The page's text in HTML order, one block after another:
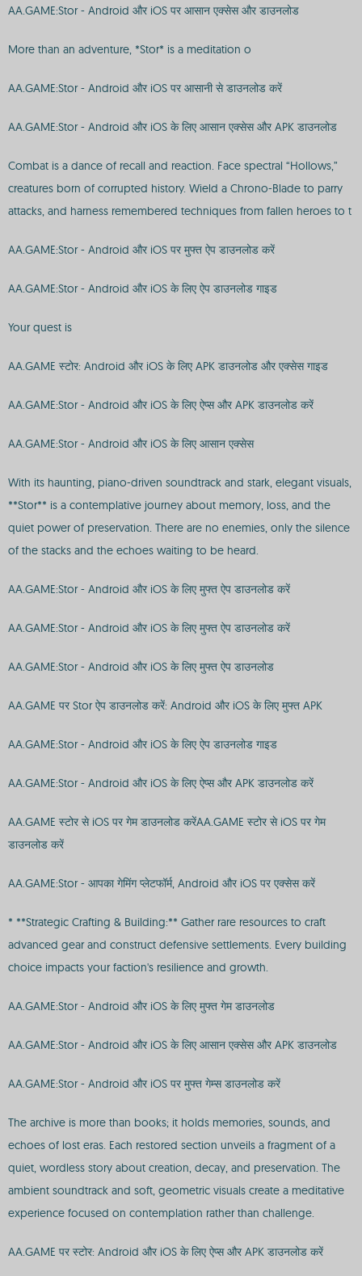
AA.GAME:Stor - Android और iOS पर आसान एक्सेस और डाउनलोड
More than an adventure, *Stor* is a meditation o
AA.GAME:Stor - Android और iOS पर आसानी से डाउनलोड करें
AA.GAME:Stor - Android और iOS के लिए आसान एक्सेस और APK डाउनलोड
Combat is a dance of recall and reaction. Face spectral “Hollows,”
creatures born of corrupted history. Wield a Chrono-Blade to parry
attacks, and harness remembered techniques from fallen heroes to t
AA.GAME:Stor - Android और iOS पर मुफ्त ऐप डाउनलोड करें
AA.GAME:Stor - Android और iOS के लिए ऐप डाउनलोड गाइड
Your quest is
AA.GAME स्टोर: Android और iOS के लिए APK डाउनलोड और एक्सेस गाइड
AA.GAME:Stor - Android और iOS के लिए ऐप्स और APK डाउनलोड करें
AA.GAME:Stor - Android और iOS के लिए आसान एक्सेस
With its haunting, piano-driven soundtrack and stark, elegant visuals,
**Stor** is a contemplative journey about memory, loss, and the
quiet power of preservation. There are no enemies, only the silence
of the stacks and the echoes waiting to be heard.
AA.GAME:Stor - Android और iOS के लिए मुफ्त ऐप डाउनलोड करें
AA.GAME:Stor - Android और iOS के लिए मुफ्त ऐप डाउनलोड करें
AA.GAME:Stor - Android और iOS के लिए मुफ्त ऐप डाउनलोड
AA.GAME पर Stor ऐप डाउनलोड करें: Android और iOS के लिए मुफ्त APK
AA.GAME:Stor - Android और iOS के लिए ऐप डाउनलोड गाइड
AA.GAME:Stor - Android और iOS के लिए ऐप्स और APK डाउनलोड करें
AA.GAME स्टोर से iOS पर गेम डाउनलोड करेंAA.GAME स्टोर से iOS पर गेम
डाउनलोड करें
AA.GAME:Stor - आपका गेमिंग प्लेटफॉर्म, Android और iOS पर एक्सेस करें
* **Strategic Crafting & Building:** Gather rare resources to craft
advanced gear and construct defensive settlements. Every building
choice impacts your faction's resilience and growth.
AA.GAME:Stor - Android और iOS के लिए मुफ्त गेम डाउनलोड
AA.GAME:Stor - Android और iOS के लिए आसान एक्सेस और APK डाउनलोड
AA.GAME:Stor - Android और iOS पर मुफ्त गेम्स डाउनलोड करें
The archive is more than books; it holds memories, sounds, and
echoes of lost eras. Each restored section unveils a fragment of a
quiet, wordless story about creation, decay, and preservation. The
ambient soundtrack and soft, geometric visuals create a meditative
experience focused on contemplation rather than challenge.
AA.GAME पर स्टोर: Android और iOS के लिए ऐप्स और APK डाउनलोड करें